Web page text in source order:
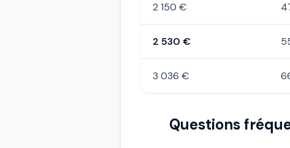
2 150 €
2 530 €
3 036 €
Questions